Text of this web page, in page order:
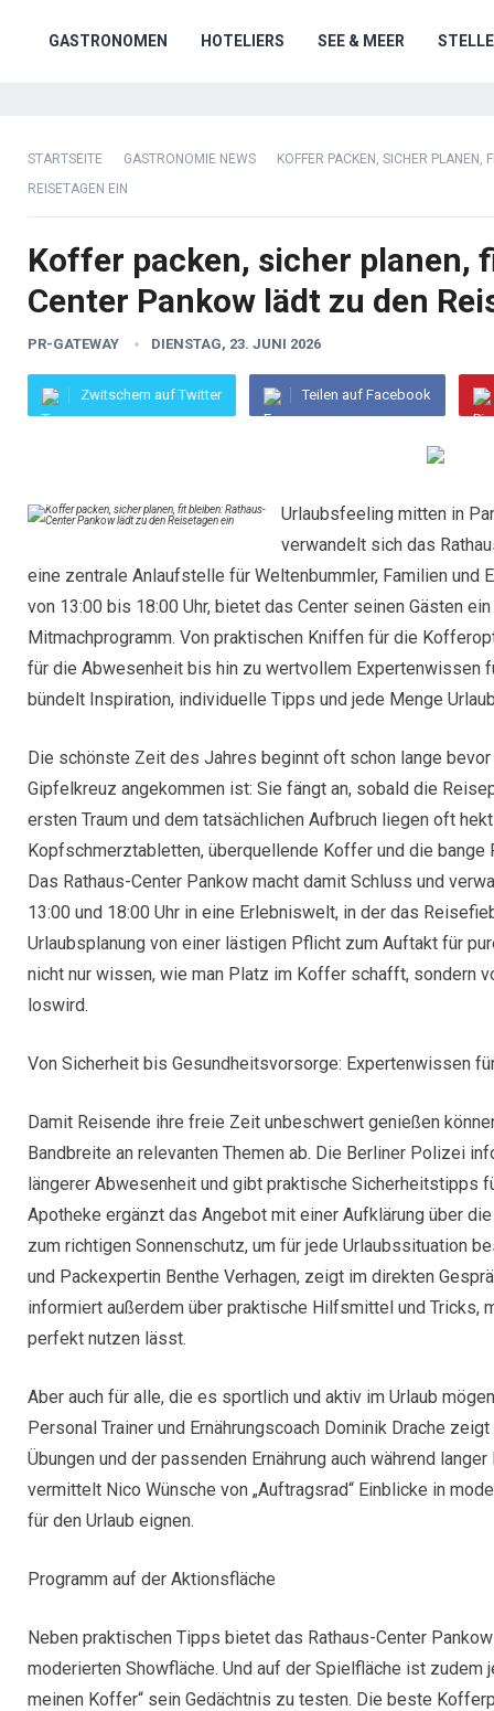
GASTRONOMEN HOTELIERS SEE & MEER
STARTSEITE GASTRONOMIE NEWS
KOFFER PACKEN, SICHER
REISETAGEN EIN
Koffer packen, sicher planen,
Center Pankow lädt zu den
PR-GATEWAY DIENSTAG, 23. JUNI 2026
Zwitschern auf Twitter Teilen auf Facebook
Urlaubsfeeling mitten in
verwandelt sich das
eine zentrale Anlaufstelle für Weltenbummler, Familien und
von 13:00 bis 18:00 Uhr, bietet das Center seinen Gästen
Mitmachprogramm. Von praktischen Kniffen für die
für die Abwesenheit bis hin zu wertvollem Expertenwissen
bündelt Inspiration, individuelle Tipps und jede Menge
Die schönste Zeit des Jahres beginnt oft schon lange
Gipfelkreuz angekommen ist: Sie fängt an, sobald die
ersten Traum und dem tatsächlichen Aufbruch liegen oft
Kopfschmerztabletten, überquellende Koffer und die bange
Das Rathaus-Center Pankow macht damit Schluss und
13:00 und 18:00 Uhr in eine Erlebniswelt, in der das
Urlaubsplanung von einer lästigen Pflicht zum Auftakt für
nicht nur wissen, wie man Platz im Koffer schafft, sondern
loswird.
Von Sicherheit bis Gesundheitsvorsorge: Expertenwissen
Damit Reisende ihre freie Zeit unbeschwert genießen
Bandbreite an relevanten Themen ab. Die Berliner Polizei
längerer Abwesenheit und gibt praktische Sicherheitstipps
Apotheke ergänzt das Angebot mit einer Aufklärung über
zum richtigen Sonnenschutz, um für jede Urlaubssituation
und Packexpertin Benthe Verhagen, zeigt im direkten
informiert außerdem über praktische Hilfsmittel und Tricks,
perfekt nutzen lässt.
Aber auch für alle, die es sportlich und aktiv im Urlaub
Personal Trainer und Ernährungscoach Dominik Drache
Übungen und der passenden Ernährung auch während
vermittelt Nico Wünsche von „Auftragsrad“ Einblicke in
für den Urlaub eignen.
Programm auf der Aktionsfläche
Neben praktischen Tipps bietet das Rathaus-Center
moderierten Showfläche. Und auf der Spielfläche ist zudem
meinen Koffer“ sein Gedächtnis zu testen. Die beste